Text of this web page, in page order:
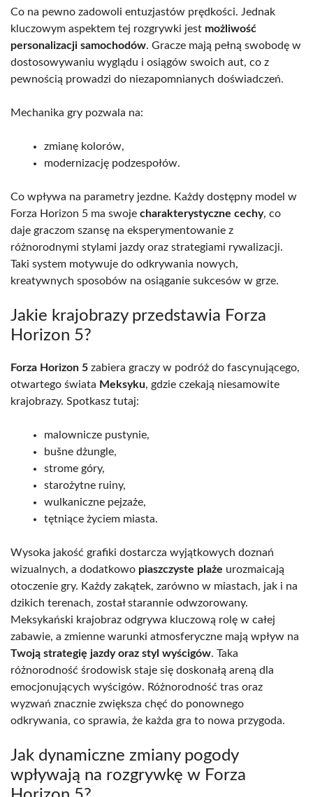
Co na pewno zadowoli entuzjastów prędkości. Jednak
kluczowym aspektem tej rozgrywki jest możliwość
personalizacji samochodów. Gracze mają pełną swobodę w
dostosowywaniu wyglądu i osiągów swoich aut, co z
pewnością prowadzi do niezapomnianych doświadczeń.
Mechanika gry pozwala na:
zmianę kolorów,
modernizację podzespołów.
Co wpływa na parametry jezdne. Każdy dostępny model w
Forza Horizon 5 ma swoje charakterystyczne cechy, co
daje graczom szansę na eksperymentowanie z
różnorodnymi stylami jazdy oraz strategiami rywalizacji.
Taki system motywuje do odkrywania nowych,
kreatywnych sposobów na osiąganie sukcesów w grze.
Jakie krajobrazy przedstawia Forza
Horizon 5?
Forza Horizon 5 zabiera graczy w podróż do fascynującego,
otwartego świata Meksyku, gdzie czekają niesamowite
krajobrazy. Spotkasz tutaj:
malownicze pustynie,
bušne dżungle,
strome góry,
starożytne ruiny,
wulkaniczne pejzaże,
tętniące życiem miasta.
Wysoka jakość grafiki dostarcza wyjątkowych doznań
wizualnych, a dodatkowo piaszczyste plaże urozmaicają
otoczenie gry. Każdy zakątek, zarówno w miastach, jak i na
dzikich terenach, został starannie odwzorowany.
Meksykański krajobraz odgrywa kluczową rolę w całej
zabawie, a zmienne warunki atmosferyczne mają wpływ na
Twoją strategię jazdy oraz styl wyścigów. Taka
różnorodność środowisk staje się doskonałą areną dla
emocjonujących wyścigów. Różnorodność tras oraz
wyzwań znacznie zwiększa chęć do ponownego
odkrywania, co sprawia, że każda gra to nowa przygoda.
Jak dynamiczne zmiany pogody
wpływają na rozgrywkę w Forza